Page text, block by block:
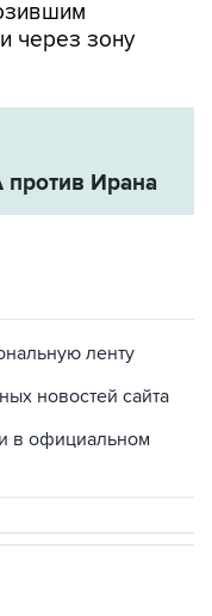
через зону
Ирана
ленту
новостей сайта
в официальном